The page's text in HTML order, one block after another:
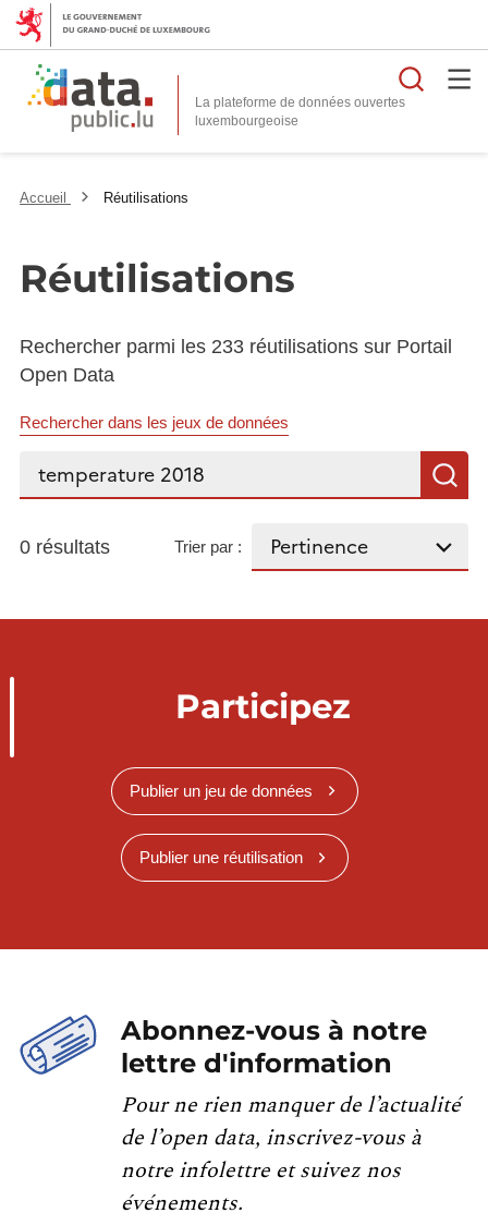
La plateforme de données ouvertes
Accueil Réutilisations
Réutilisations
Rechercher parmi les 233 réutilisations sur Portail
Open Data
Rechercher dans les jeux de données
Rechercher...
0 résultats Trier par :
Participez
Publier un jeu de données
Publier une réutilisation
Abonnez-vous à notre
lettre d'information
Pour ne rien manquer de l’actualité
de l’open data, inscrivez-vous à
notre infolettre et suivez nos
événements.